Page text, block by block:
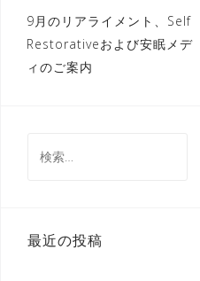
投
稿
ナ
ー
ョ
9月のリアライメント、Self
Restorativeおよび安眠メデ
ィのご案内
索:
最近の投稿